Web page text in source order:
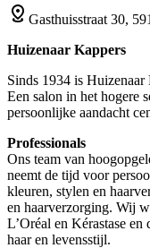
Gasthuisstraat 30,
Huizenaar Kappers
Sinds 1934 is
Een salon in het hogere
persoonlijke aandacht
Professionals
Ons team van
neemt de tijd voor
kleuren, stylen en
en haarverzorging. Wij
L’Oréal en Kérastase
haar en levensstijl.